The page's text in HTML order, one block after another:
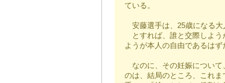
ている。
安藤選手は、25歳になる大
とすれば、誰と交際しよう
ようが本人の自由であるはず
なのに、その妊娠について
のは、結局のところ、これ